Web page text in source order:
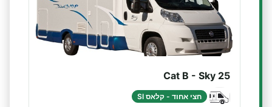
Cat B - Sky 25
חצי אחוד - קלאס SI